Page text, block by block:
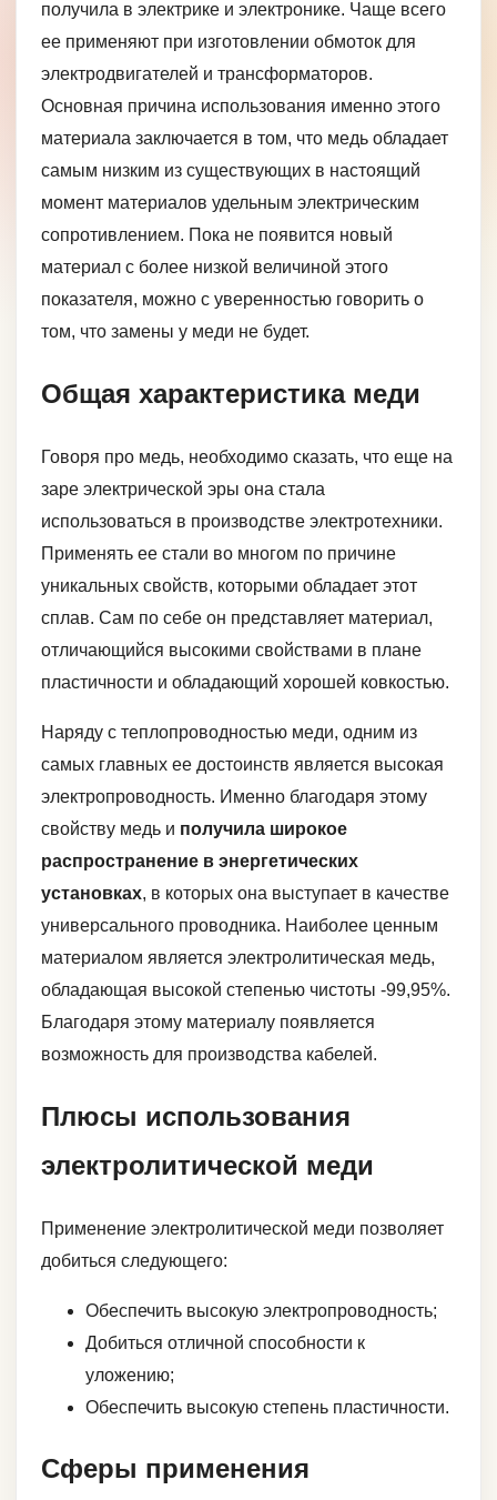
получила в электрике и электронике. Чаще всего
ее применяют при изготовлении обмоток для
электродвигателей и трансформаторов.
Основная причина использования именно этого
материала заключается в том, что медь обладает
самым низким из существующих в настоящий
момент материалов удельным электрическим
сопротивлением. Пока не появится новый
материал с более низкой величиной этого
показателя, можно с уверенностью говорить о
том, что замены у меди не будет.
Общая характеристика меди
Говоря про медь, необходимо сказать, что еще на
заре электрической эры она стала
использоваться в производстве электротехники.
Применять ее стали во многом по причине
уникальных свойств, которыми обладает этот
сплав. Сам по себе он представляет материал,
отличающийся высокими свойствами в плане
пластичности и обладающий хорошей ковкостью.
Наряду с теплопроводностью меди, одним из
самых главных ее достоинств является высокая
электропроводность. Именно благодаря этому
свойству медь и получила широкое
распространение в энергетических
установках, в которых она выступает в качестве
универсального проводника. Наиболее ценным
материалом является электролитическая медь,
обладающая высокой степенью чистоты -99,95%.
Благодаря этому материалу появляется
возможность для производства кабелей.
Плюсы использования
электролитической меди
Применение электролитической меди позволяет
добиться следующего:
Обеспечить высокую электропроводность;
Добиться отличной способности к
уложению;
Обеспечить высокую степень пластичности.
Сферы применения